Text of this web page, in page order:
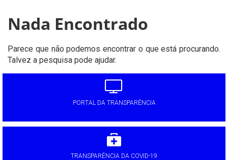
Nada Encontrado
Parece que não podemos encontrar o que está procurando.
Talvez a pesquisa pode ajudar.
PORTAL DA TRANSPARÊNCIA
TRANSPARÊNCIA DA COVID-19